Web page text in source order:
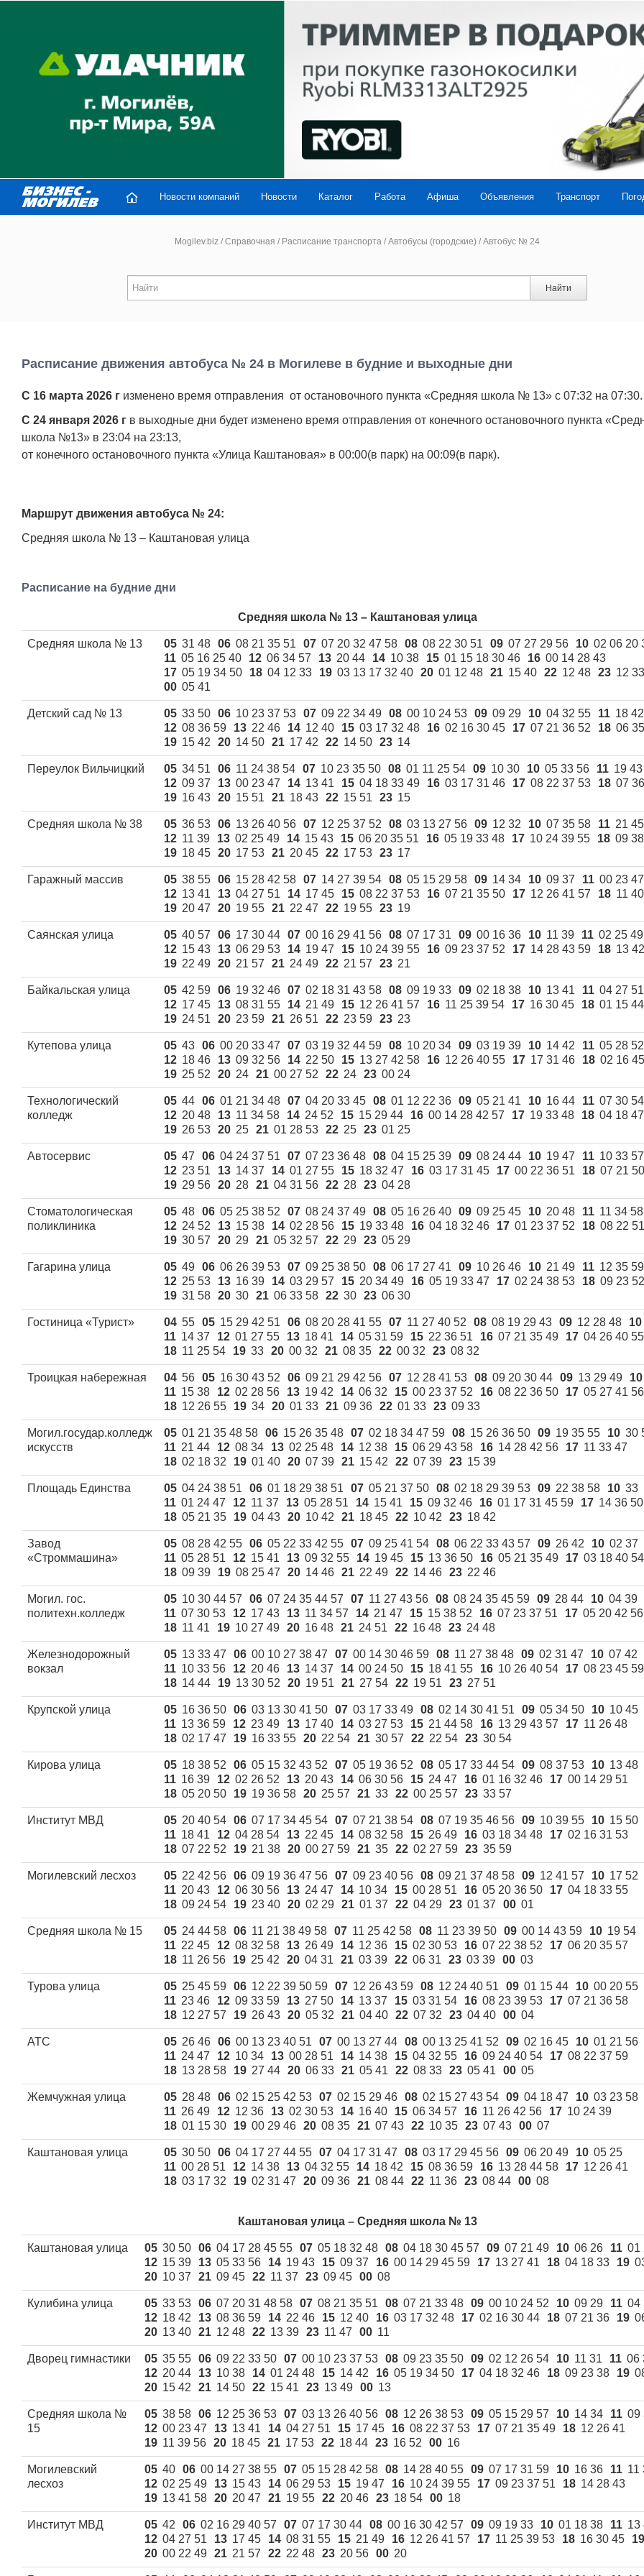
Новости компаний Новости Каталог Работа Афиша Объявления Транспорт
Mogilev.biz / Справочная / Расписание транспорта / Автобусы (городские) /Автобус № 24
Найти
Расписание движения автобуса № 24 в Могилеве в будние и выходные дни
С 16 марта 2026 г изменено время отправления от остановочного пункта «Средняя школа № 13» с 07:32 на 07:30.
С 24 января 2026 г в выходные дни будет изменено время отправления от конечного остановочного пункта
школа №13» в 23:04 на 23:13,
от конечного остановочного пункта «Улица Каштановая» в 00:00(в парк) на 00:09(в парк).
Маршрут движения автобуса № 24:
Средняя школа № 13 – Каштановая улица
Расписание на будние дни
Средняя школа № 13 – Каштановая улица
Средняя школа № 13 05 31 48 06 08 21 35 51 07 07 20 32 47 58 08 08 22 30 51 09 07 27 29 56 10 02 06 20
11 05 16 25 40 12 06 34 57 13 20 44 14 10 38 15 01 15 18 30 46 16 00 14 28 43
17 05 19 34 50 18 04 12 33 19 03 13 17 32 40 20 01 12 48 21 15 40 22 12 48 23 12 33
00 05 41
Детский сад № 13 05 33 50 06 10 23 37 53 07 09 22 34 49 08 00 10 24 53 09 09 29 10 04 32 55 11 18 42
12 08 36 59 13 22 46 14 12 40 15 03 17 32 48 16 02 16 30 45 17 07 21 36 52 18 06 35
19 15 42 20 14 50 21 17 42 22 14 50 23 14
Переулок Вильчицкий 05 34 51 06 11 24 38 54 07 10 23 35 50 08 01 11 25 54 09 10 30 10 05 33 56 11 19 43
12 09 37 13 00 23 47 14 13 41 15 04 18 33 49 16 03 17 31 46 17 08 22 37 53 18 07 36
19 16 43 20 15 51 21 18 43 22 15 51 23 15
Средняя школа № 38 05 36 53 06 13 26 40 56 07 12 25 37 52 08 03 13 27 56 09 12 32 10 07 35 58 11 21 45
12 11 39 13 02 25 49 14 15 43 15 06 20 35 51 16 05 19 33 48 17 10 24 39 55 18 09 38
19 18 45 20 17 53 21 20 45 22 17 53 23 17
Гаражный массив 05 38 55 06 15 28 42 58 07 14 27 39 54 08 05 15 29 58 09 14 34 10 09 37 11 00 23 47
12 13 41 13 04 27 51 14 17 45 15 08 22 37 53 16 07 21 35 50 17 12 26 41 57 18 11 40
19 20 47 20 19 55 21 22 47 22 19 55 23 19
Саянская улица 05 40 57 06 17 30 44 07 00 16 29 41 56 08 07 17 31 09 00 16 36 10 11 39 11 02 25 49
12 15 43 13 06 29 53 14 19 47 15 10 24 39 55 16 09 23 37 52 17 14 28 43 59 18 13 42
19 22 49 20 21 57 21 24 49 22 21 57 23 21
Байкальская улица 05 42 59 06 19 32 46 07 02 18 31 43 58 08 09 19 33 09 02 18 38 10 13 41 11 04 27 51
12 17 45 13 08 31 55 14 21 49 15 12 26 41 57 16 11 25 39 54 17 16 30 45 18 01 15 44
19 24 51 20 23 59 21 26 51 22 23 59 23 23
Кутепова улица 05 43 06 00 20 33 47 07 03 19 32 44 59 08 10 20 34 09 03 19 39 10 14 42 11 05 28 52
12 18 46 13 09 32 56 14 22 50 15 13 27 42 58 16 12 26 40 55 17 17 31 46 18 02 16 45
19 25 52 20 24 21 00 27 52 22 24 23 00 24
Технологический
колледж
05 44 06 01 21 34 48 07 04 20 33 45 08 01 12 22 36 09 05 21 41 10 16 44 11 07 30 54
12 20 48 13 11 34 58 14 24 52 15 15 29 44 16 00 14 28 42 57 17 19 33 48 18 04 18 47
19 26 53 20 25 21 01 28 53 22 25 23 01 25
Автосервис 05 47 06 04 24 37 51 07 07 23 36 48 08 04 15 25 39 09 08 24 44 10 19 47 11 10 33 57
12 23 51 13 14 37 14 01 27 55 15 18 32 47 16 03 17 31 45 17 00 22 36 51 18 07 21 50
19 29 56 20 28 21 04 31 56 22 28 23 04 28
Стоматологическая
поликлиника
05 48 06 05 25 38 52 07 08 24 37 49 08 05 16 26 40 09 09 25 45 10 20 48 11 11 34 58
12 24 52 13 15 38 14 02 28 56 15 19 33 48 16 04 18 32 46 17 01 23 37 52 18 08 22 51
19 30 57 20 29 21 05 32 57 22 29 23 05 29
Гагарина улица 05 49 06 06 26 39 53 07 09 25 38 50 08 06 17 27 41 09 10 26 46 10 21 49 11 12 35 59
12 25 53 13 16 39 14 03 29 57 15 20 34 49 16 05 19 33 47 17 02 24 38 53 18 09 23 52
19 31 58 20 30 21 06 33 58 22 30 23 06 30
Гостиница «Турист» 04 55 05 15 29 42 51 06 08 20 28 41 55 07 11 27 40 52 08 08 19 29 43 09 12 28 48 10
11 14 37 12 01 27 55 13 18 41 14 05 31 59 15 22 36 51 16 07 21 35 49 17 04 26 40 55
18 11 25 54 19 33 20 00 32 21 08 35 22 00 32 23 08 32
Троицкая набережная 04 56 05 16 30 43 52 06 09 21 29 42 56 07 12 28 41 53 08 09 20 30 44 09 13 29 49 10
11 15 38 12 02 28 56 13 19 42 14 06 32 15 00 23 37 52 16 08 22 36 50 17 05 27 41 56
18 12 26 55 19 34 20 01 33 21 09 36 22 01 33 23 09 33
Могил.государ.колледж
искусств
05 01 21 35 48 58 06 15 26 35 48 07 02 18 34 47 59 08 15 26 36 50 09 19 35 55 10 30
11 21 44 12 08 34 13 02 25 48 14 12 38 15 06 29 43 58 16 14 28 42 56 17 11 33 47
18 02 18 32 19 01 40 20 07 39 21 15 42 22 07 39 23 15 39
Площадь Единства 05 04 24 38 51 06 01 18 29 38 51 07 05 21 37 50 08 02 18 29 39 53 09 22 38 58 10 33
11 01 24 47 12 11 37 13 05 28 51 14 15 41 15 09 32 46 16 01 17 31 45 59 17 14 36 50
18 05 21 35 19 04 43 20 10 42 21 18 45 22 10 42 23 18 42
Завод
«Стpоммашина»
05 08 28 42 55 06 05 22 33 42 55 07 09 25 41 54 08 06 22 33 43 57 09 26 42 10 02 37
11 05 28 51 12 15 41 13 09 32 55 14 19 45 15 13 36 50 16 05 21 35 49 17 03 18 40 54
18 09 39 19 08 25 47 20 14 46 21 22 49 22 14 46 23 22 46
Могил. гос.
политехн.колледж
05 10 30 44 57 06 07 24 35 44 57 07 11 27 43 56 08 08 24 35 45 59 09 28 44 10 04 39
11 07 30 53 12 17 43 13 11 34 57 14 21 47 15 15 38 52 16 07 23 37 51 17 05 20 42 56
18 11 41 19 10 27 49 20 16 48 21 24 51 22 16 48 23 24 48
Железнодорожный
вокзал
05 13 33 47 06 00 10 27 38 47 07 00 14 30 46 59 08 11 27 38 48 09 02 31 47 10 07 42
11 10 33 56 12 20 46 13 14 37 14 00 24 50 15 18 41 55 16 10 26 40 54 17 08 23 45 59
18 14 44 19 13 30 52 20 19 51 21 27 54 22 19 51 23 27 51
Крупской улица 05 16 36 50 06 03 13 30 41 50 07 03 17 33 49 08 02 14 30 41 51 09 05 34 50 10 10 45
11 13 36 59 12 23 49 13 17 40 14 03 27 53 15 21 44 58 16 13 29 43 57 17 11 26 48
18 02 17 47 19 16 33 55 20 22 54 21 30 57 22 22 54 23 30 54
Киpова улица 05 18 38 52 06 05 15 32 43 52 07 05 19 36 52 08 05 17 33 44 54 09 08 37 53 10 13 48
11 16 39 12 02 26 52 13 20 43 14 06 30 56 15 24 47 16 01 16 32 46 17 00 14 29 51
18 05 20 50 19 19 36 58 20 25 57 21 33 22 00 25 57 23 33 57
Институт МВД 05 20 40 54 06 07 17 34 45 54 07 07 21 38 54 08 07 19 35 46 56 09 10 39 55 10 15 50
11 18 41 12 04 28 54 13 22 45 14 08 32 58 15 26 49 16 03 18 34 48 17 02 16 31 53
18 07 22 52 19 21 38 20 00 27 59 21 35 22 02 27 59 23 35 59
Могилевский лесхоз 05 22 42 56 06 09 19 36 47 56 07 09 23 40 56 08 09 21 37 48 58 09 12 41 57 10 17 52
11 20 43 12 06 30 56 13 24 47 14 10 34 15 00 28 51 16 05 20 36 50 17 04 18 33 55
18 09 24 54 19 23 40 20 02 29 21 01 37 22 04 29 23 01 37 00 01
Средняя школа № 15 05 24 44 58 06 11 21 38 49 58 07 11 25 42 58 08 11 23 39 50 09 00 14 43 59 10 19 54
11 22 45 12 08 32 58 13 26 49 14 12 36 15 02 30 53 16 07 22 38 52 17 06 20 35 57
18 11 26 56 19 25 42 20 04 31 21 03 39 22 06 31 23 03 39 00 03
Турова улица 05 25 45 59 06 12 22 39 50 59 07 12 26 43 59 08 12 24 40 51 09 01 15 44 10 00 20 55
11 23 46 12 09 33 59 13 27 50 14 13 37 15 03 31 54 16 08 23 39 53 17 07 21 36 58
18 12 27 57 19 26 43 20 05 32 21 04 40 22 07 32 23 04 40 00 04
АТС 05 26 46 06 00 13 23 40 51 07 00 13 27 44 08 00 13 25 41 52 09 02 16 45 10 01 21 56
11 24 47 12 10 34 13 00 28 51 14 14 38 15 04 32 55 16 09 24 40 54 17 08 22 37 59
18 13 28 58 19 27 44 20 06 33 21 05 41 22 08 33 23 05 41 00 05
Жемчужная улица 05 28 48 06 02 15 25 42 53 07 02 15 29 46 08 02 15 27 43 54 09 04 18 47 10 03 23 58
11 26 49 12 12 36 13 02 30 53 14 16 40 15 06 34 57 16 11 26 42 56 17 10 24 39
18 01 15 30 19 00 29 46 20 08 35 21 07 43 22 10 35 23 07 43 00 07
Каштановая улица 05 30 50 06 04 17 27 44 55 07 04 17 31 47 08 03 17 29 45 56 09 06 20 49 10 05 25
11 00 28 51 12 14 38 13 04 32 55 14 18 42 15 08 36 59 16 13 28 44 58 17 12 26 41
18 03 17 32 19 02 31 47 20 09 36 21 08 44 22 11 36 23 08 44 00 08
Каштановая улица – Средняя школа № 13
Каштановая улица 05 30 50 06 04 17 28 45 55 07 05 18 32 48 08 04 18 30 45 57 09 07 21 49 10 06 26 11 01
12 15 39 13 05 33 56 14 19 43 15 09 37 16 00 14 29 45 59 17 13 27 41 18 04 18 33 19
20 10 37 21 09 45 22 11 37 23 09 45 00 08
Кулибина улица 05 33 53 06 07 20 31 48 58 07 08 21 35 51 08 07 21 33 48 09 00 10 24 52 10 09 29 11 04
12 18 42 13 08 36 59 14 22 46 15 12 40 16 03 17 32 48 17 02 16 30 44 18 07 21 36 19
20 13 40 21 12 48 22 13 39 23 11 47 00 11
Дворец гимнастики 05 35 55 06 09 22 33 50 07 00 10 23 37 53 08 09 23 35 50 09 02 12 26 54 10 11 31 11 06
12 20 44 13 10 38 14 01 24 48 15 14 42 16 05 19 34 50 17 04 18 32 46 18 09 23 38 19
20 15 42 21 14 50 22 15 41 23 13 49 00 13
Средняя школа №
15
05 38 58 06 12 25 36 53 07 03 13 26 40 56 08 12 26 38 53 09 05 15 29 57 10 14 34 11 09
12 00 23 47 13 13 41 14 04 27 51 15 17 45 16 08 22 37 53 17 07 21 35 49 18 12 26 41
19 11 39 56 20 18 45 21 17 53 22 18 44 23 16 52 00 16
Могилевский
лесхоз
05 40 06 00 14 27 38 55 07 05 15 28 42 58 08 14 28 40 55 09 07 17 31 59 10 16 36 11 11
12 02 25 49 13 15 43 14 06 29 53 15 19 47 16 10 24 39 55 17 09 23 37 51 18 14 28 43
19 13 41 58 20 20 47 21 19 55 22 20 46 23 18 54 00 18
Институт МВД 05 42 06 02 16 29 40 57 07 07 17 30 44 08 00 16 30 42 57 09 09 19 33 10 01 18 38 11 13
12 04 27 51 13 17 45 14 08 31 55 15 21 49 16 12 26 41 57 17 11 25 39 53 18 16 30 45 19
20 00 22 49 21 21 57 22 22 48 23 20 56 00 20
Белорусский
Подготовка,
повышение
химической